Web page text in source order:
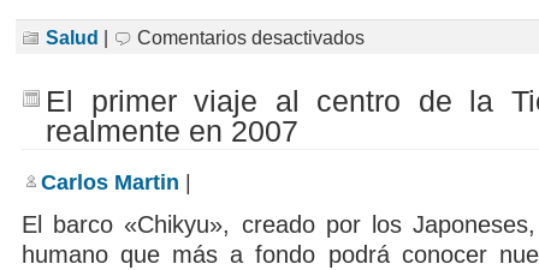
Salud | Comentarios desactivados
antobióticos
matan
El primer viaje al centro de la
realmente en 2007
Carlos Martin
El barco «Chikyu», creado por los
humano que más a fondo podrá conocer